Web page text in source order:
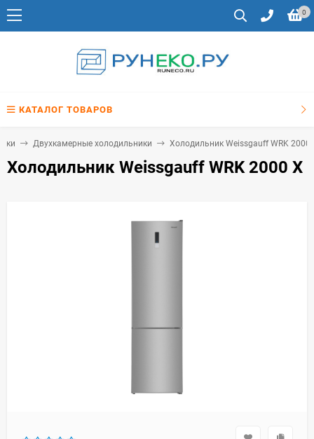
0
КАТАЛОГ ТОВАРОВ
Двухкамерные холодильники Холодильник Weissgauff WRK 2000
Холодильник Weissgauff WRK 2000 X